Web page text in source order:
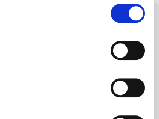
ACCETTA SELEZIONATI.
di alta qualità. Tagliato sulle tue